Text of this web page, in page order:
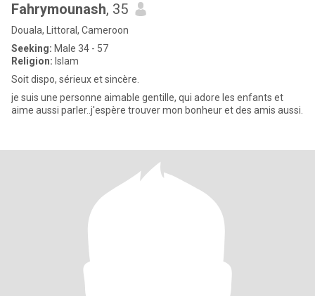
Fahrymounash, 35
Douala, Littoral, Cameroon
Seeking: Male 34 - 57
Religion: Islam
Soit dispo, sérieux et sincère.
je suis une personne aimable gentille, qui adore les enfants et
aime aussi parler..j'espère trouver mon bonheur et des amis aussi.